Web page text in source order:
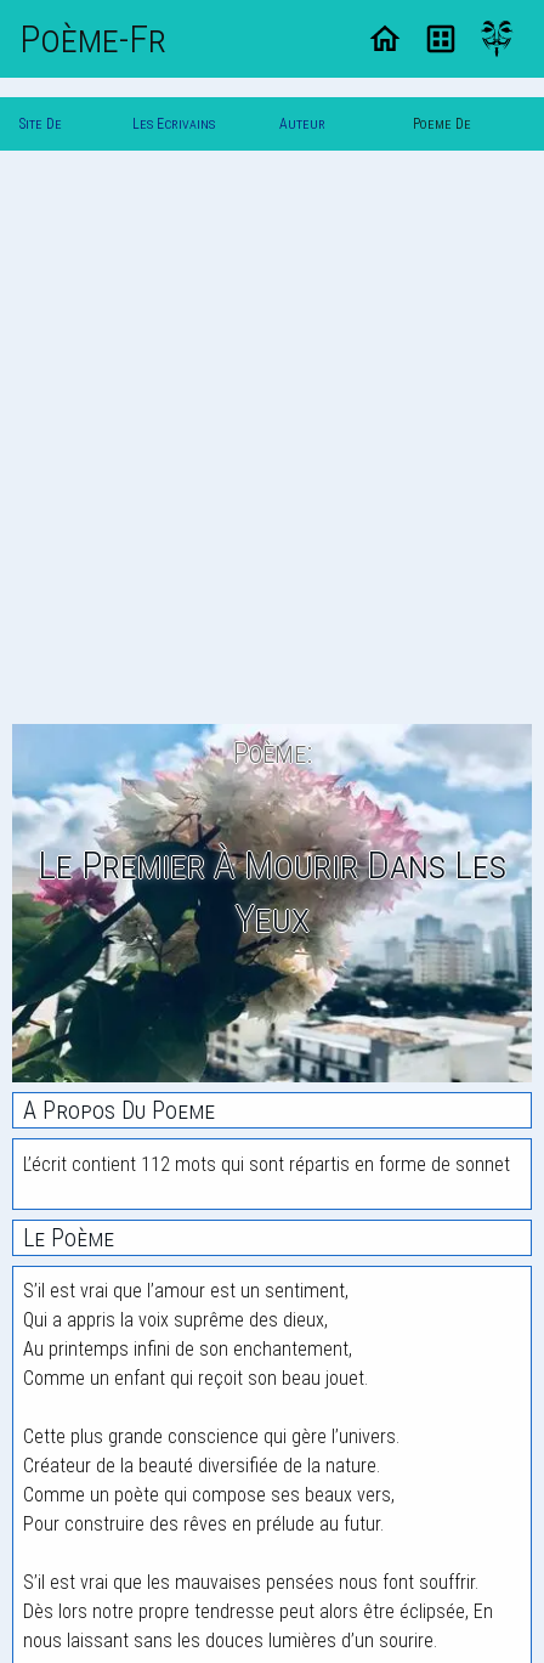
Poème-Fr
Site De Les Ecrivains Auteur Poeme De
Poème:
Le Premier À Mourir Dans Les
Yeux
A Propos Du Poeme
L’écrit contient 112 mots qui sont répartis en forme de sonnet
Le Poème
S’il est vrai que l’amour est un sentiment,
Qui a appris la voix suprême des dieux,
Au printemps infini de son enchantement,
Comme un enfant qui reçoit son beau jouet.
Cette plus grande conscience qui gère l’univers.
Créateur de la beauté diversifiée de la nature.
Comme un poète qui compose ses beaux vers,
Pour construire des rêves en prélude au futur.
S’il est vrai que les mauvaises pensées nous font souffrir.
Dès lors notre propre tendresse peut alors être éclipsée, En
nous laissant sans les douces lumières d’un sourire.